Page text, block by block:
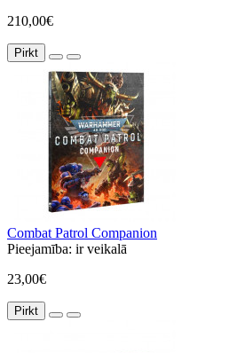
210,00€
Pirkt
Combat Patrol Companion
Pieejamība: ir veikalā
23,00€
Pirkt